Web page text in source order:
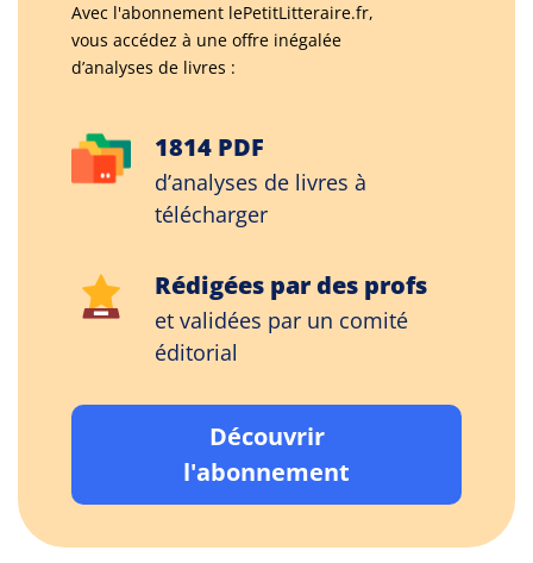
Avec l'abonnement lePetitLitteraire.fr,
vous accédez à une offre inégalée
d’analyses de livres :
1814 PDF
d’analyses de livres à
télécharger
Rédigées par des profs
et validées par un comité
éditorial
Découvrir
l'abonnement